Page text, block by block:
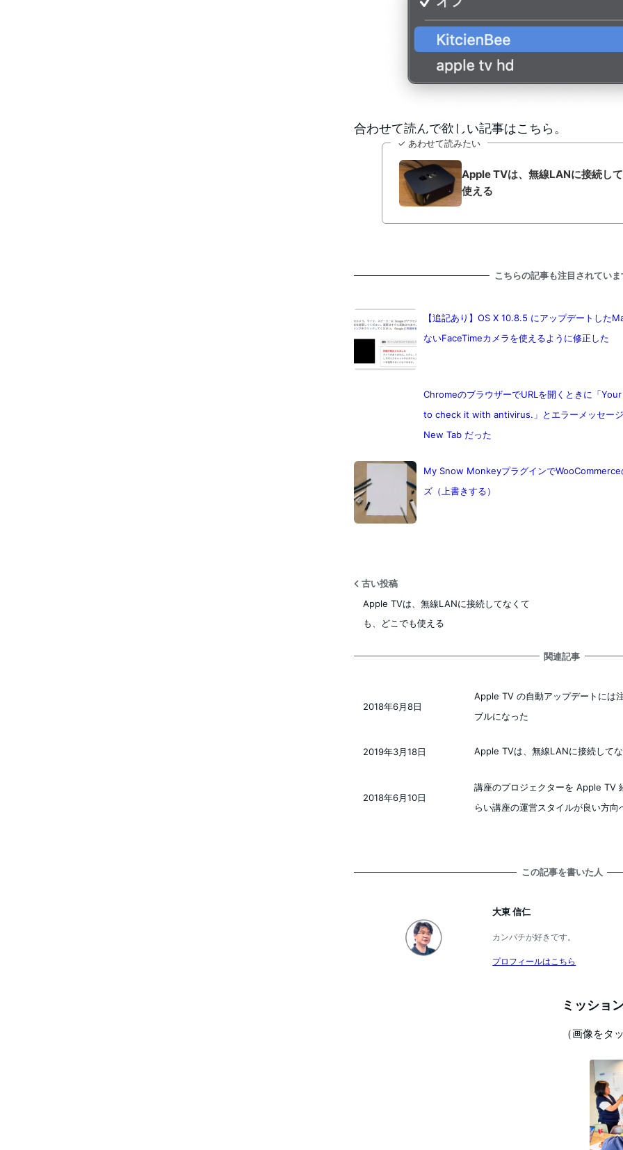
合わせて読んで欲しい記事はこちら。
✓ あわせて読みたい
Apple TVは、無線LANに接続し
使える
こちらの記事も注目されていま
【追記あり】OS X 10.8.5 にアップデートした
ないFaceTimeカメラを使えるように修正した
ChromeのブラウザーでURLを開くときに「
to check it with antivirus.」とエラーメッセー
New Tab だった
My Snow MonkeyプラグインでWooCommerce
ズ（上書きする）
古い投稿
Apple TVは、無線LANに接続してなくて
も、どこでも使える
関連記事
Apple TV の自動アップデートに
ブルになった
2018年6月8日
Apple TVは、無線LANに接続して
2019年3月18日
講座のプロジェクターを Apple TV
らい講座の運営スタイルが良い方向
2018年6月10日
この記事を書いた人
大東 信仁
カンパチが好きです。
プロフィールはこちら
ミッショ
（画像をタ